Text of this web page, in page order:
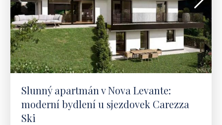
Slunný apartmán v Nova Levante:
moderní bydlení u sjezdovek Carezza
Ski